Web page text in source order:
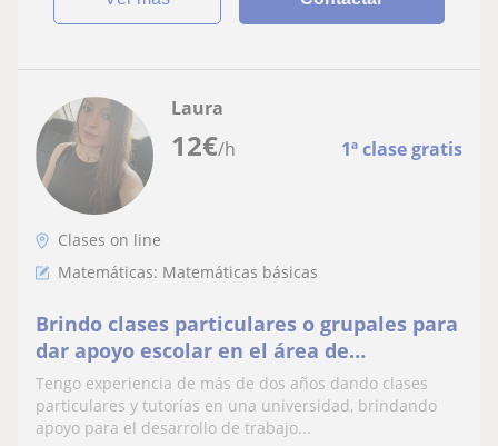
12€/h 1ª clase gratis
Laura
Clases on line
Matemáticas: Matemáticas básicas
Brindo clases particulares o grupales para
dar apoyo escolar en el área de
matemáticas
Tengo experiencia de más de dos años dando clases
particulares y tutorías en una universidad, brindando
apoyo para el desarrollo de trabajo...